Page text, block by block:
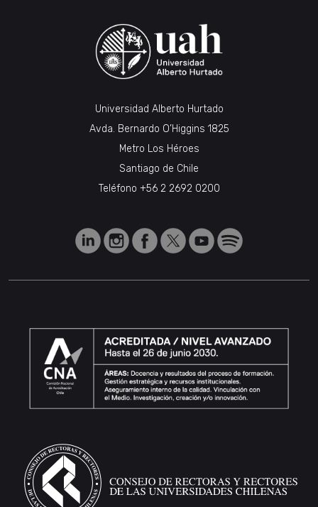
Universidad Alberto Hurtado
Avda. Bernardo O’Higgins 1825
Metro Los Héroes
Santiago de Chile
Teléfono +56 2 2692 0200